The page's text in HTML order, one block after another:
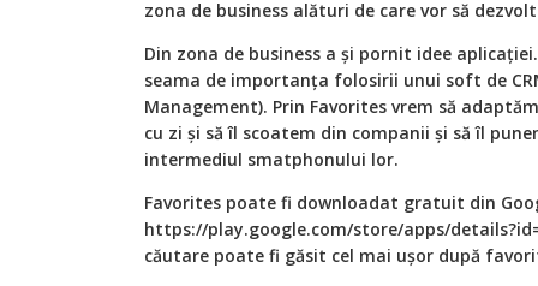
zona de business alături de care vor să
Din zona de business a și pornit idee
seama de importanța folosirii unui soft de
Management). Prin Favorites vrem să
cu zi și să îl scoatem din companii și să îl
intermediul smatphonului lor.
Favorites poate fi downloadat gratuit din
https://play.google.com/store/apps/
căutare poate fi găsit cel mai ușor după